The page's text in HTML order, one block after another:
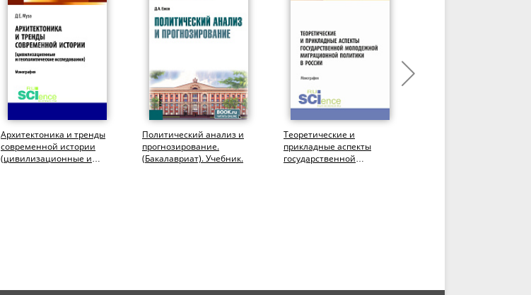
Архитектоника и тренды
современной истории
(цивилизационные и
Политический анализ и
прогнозирование.
(Бакалавриат). Учебник.
Теоретические и
прикладные аспекты
государственной